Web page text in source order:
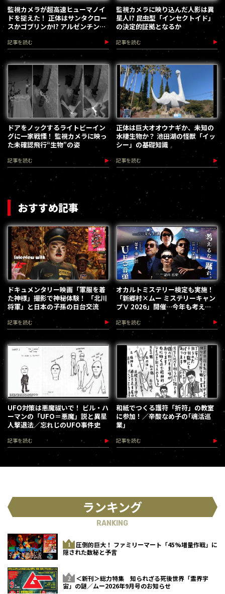
監視カメラが超高速ヒューマノイ
ドを捉えた！ 正体はサンタクロー
スかゴブリンか!? アルゼンチンで
大ニュースに
記事を読む
監視カメラに映り込んだ人影は異
星人!? 昆虫型「インセクトイド」
の決定的証拠となるか
記事を読む
ドアをノックするライトビーイン
グに一家戦慄！ 監視カメラに映っ
た未確認飛行“生物”の姿
記事を読む
正体は巨大オオウナギか、未知の
水棲生物か？ 池田湖の怪獣「イッ
シー」の基礎知識
記事を読む
おすすめ記事
ドキュメンタリー映画「軍服を着
た神様」撮影で神秘体験！ 「北川
将軍」と日本の子孫の日台交流
記事を読む
オカルトミステリー検定も実施！
「新郷村×ムー ミステリーキャン
プⅤ 2026」開催…今年も考える
な、踊れ！（2026.9.12）
記事を読む
UFO対策は悪魔祓いで！ ビル・ハ
ーマンの「UFO＝悪魔」説と異星
人撃退法／忘れじのUFO事件史
記事を読む
和紙でつくる護符「折符」の教室
に参加！／辛酸なめ子の｢魂活巡
業｣
記事を読む
ランキング
RANKING
圧倒的巨大！ ファミリーマート「45%増量作戦」に
隠された数秘と予言
＜新刊＞総力特集 知られざる死後世界「霊界宇
宙」の謎／ムー2026年9月号のお知らせ